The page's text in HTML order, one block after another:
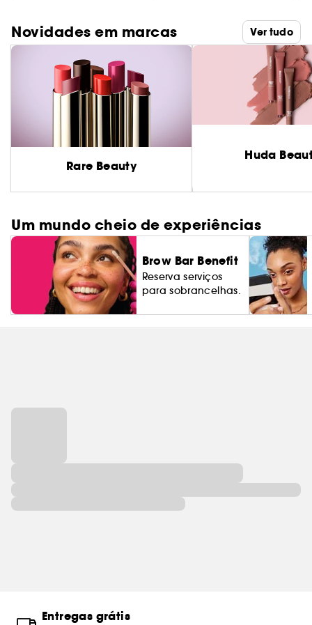
Novidades em marcas Ver tudo
Rare Beauty
Huda
Um mundo cheio de experiências
Brow Bar Benefit
Reserva serviços
para sobrancelhas.
Entregas grátis